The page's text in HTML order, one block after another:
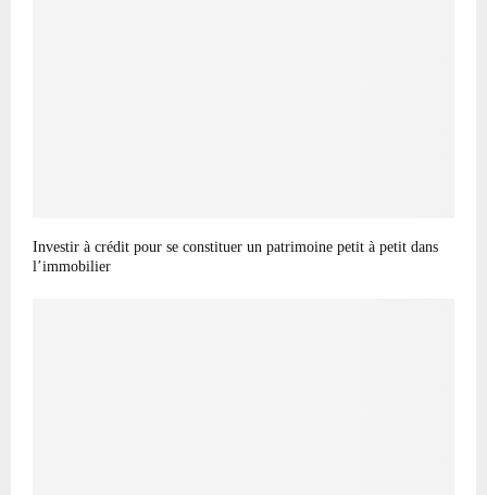
Investir à crédit pour se constituer un patrimoine petit à petit dans
l’immobilier